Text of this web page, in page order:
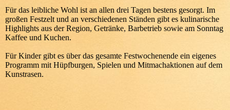
Für das leibliche Wohl ist an allen drei Tagen bestens gesorgt. Im
großen Festzelt und an verschiedenen Ständen gibt es kulinarische
Highlights aus der Region, Getränke, Barbetrieb sowie am Sonntag
Kaffee und Kuchen.
Für Kinder gibt es über das gesamte Festwochenende ein eigenes
Programm mit Hüpfburgen, Spielen und Mitmachaktionen auf dem
Kunstrasen.